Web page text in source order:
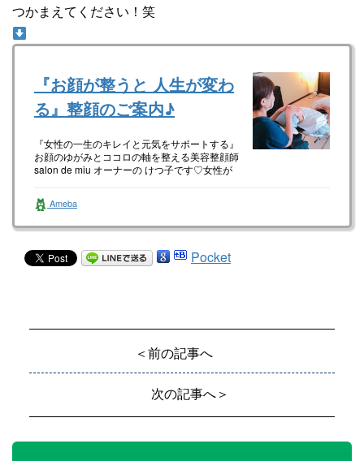
つかまえてください！笑
『お顔が整うと 人生が変わ
る』整顔のご案内♪
『女性の一生のキレイと元気をサポートする』
お顔のゆがみとココロの軸を整える美容整顔師
salon de miu オーナーの けつ子です♡女性が
Ameba
Pocket
＜前の記事へ
次の記事へ＞